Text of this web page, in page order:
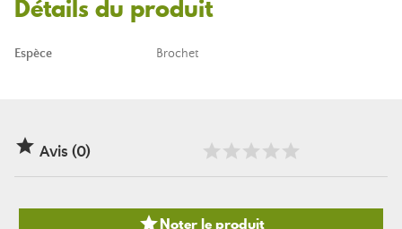
Détails du produit
Espèce Brochet
 Avis (0)
Noter le produit